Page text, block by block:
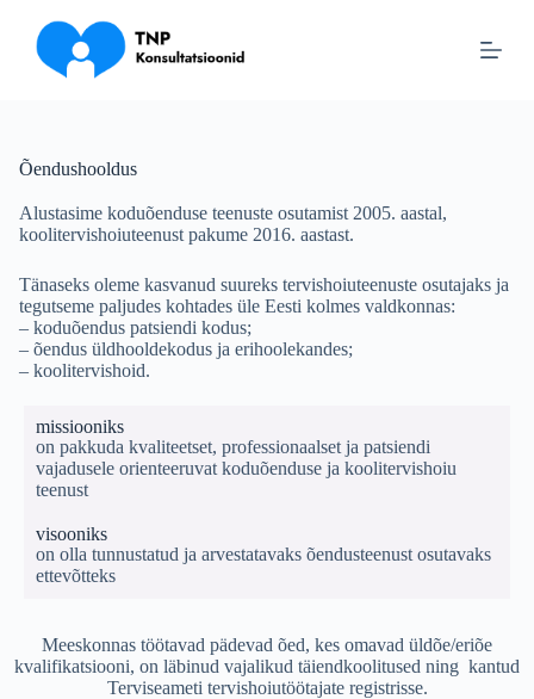
o
t
e
t
Õendushooldus
Alustasime koduõenduse teenuste osutamist 2005. aastal,
koolitervishoiuteenust pakume 2016. aastast.
Tänaseks oleme kasvanud suureks tervishoiuteenuste osutajaks ja
tegutseme paljudes kohtades üle Eesti kolmes valdkonnas:
– koduõendus patsiendi kodus;
– õendus üldhooldekodus ja erihoolekandes;
– koolitervishoid.
missiooniks
on pakkuda kvaliteetset, professionaalset ja patsiendi
vajadusele orienteeruvat koduõenduse ja koolitervishoiu
teenust
visooniks
on olla tunnustatud ja arvestatavaks õendusteenust osutavaks
ettevõtteks
Meeskonnas töötavad pädevad õed, kes omavad üldõe/eriõe
kvalifikatsiooni, on läbinud vajalikud täiendkoolitused ning kantud
Terviseameti tervishoiutöötajate registrisse.